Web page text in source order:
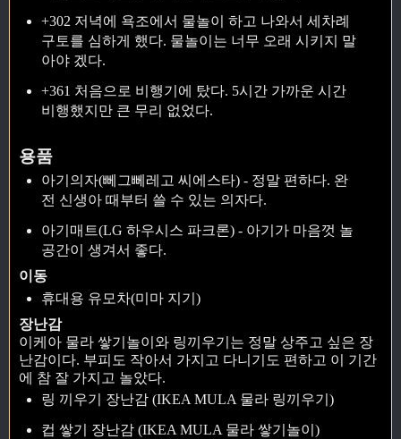
+302 저녁에 욕조에서 물놀이 하고 나와서 세차례
구토를 심하게 했다. 물놀이는 너무 오래 시키지 말
아야 겠다.
+361 처음으로 비행기에 탔다. 5시간 가까운 시간
비행했지만 큰 무리 없었다.
용품
아기의자(뻬그뻬레고 씨에스타) - 정말 편하다. 완
전 신생아 때부터 쓸 수 있는 의자다.
아기매트(LG 하우시스 파크론) - 아기가 마음껏 놀
공간이 생겨서 좋다.
이동
휴대용 유모차(미마 지기)
장난감
이케아 물라 쌓기놀이와 링끼우기는 정말 상주고 싶은 장
난감이다. 부피도 작아서 가지고 다니기도 편하고 이 기간
에 참 잘 가지고 놀았다.
링 끼우기 장난감 (IKEA MULA 물라 링끼우기)
컵 쌓기 장난감 (IKEA MULA 물라 쌓기놀이)